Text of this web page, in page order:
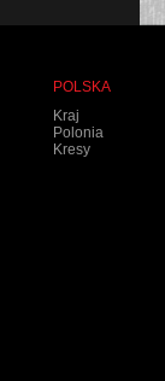
POLSKA
Kraj
Polonia
Kresy